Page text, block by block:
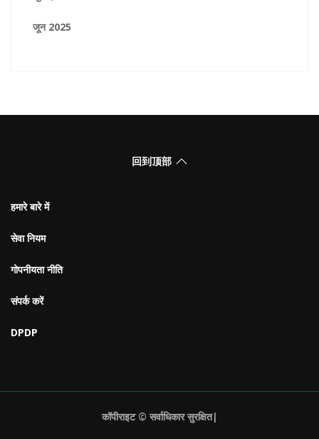
जून 2025
回到顶部
हमारे बारे में
सेवा नियम
गोपनीयता नीति
संपर्क करें
DPDP
कॉपीराइट © सर्वाधिकार सुरक्षित|